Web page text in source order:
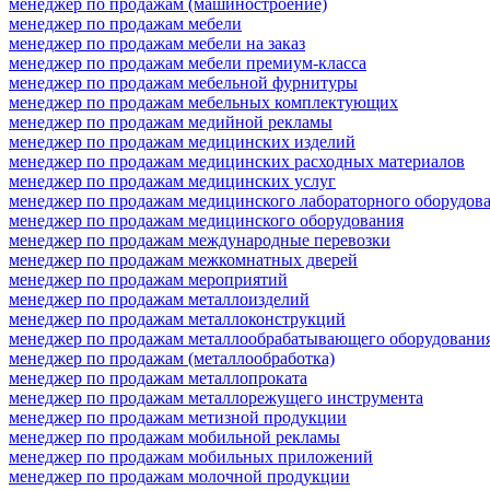
менеджер по продажам мебели
менеджер по продажам мебели на заказ
менеджер по продажам мебели премиум-класса
менеджер по продажам мебельной фурнитуры
менеджер по продажам мебельных комплектующих
менеджер по продажам медийной рекламы
менеджер по продажам медицинских изделий
менеджер по продажам медицинских расходных материалов
менеджер по продажам медицинских услуг
менеджер по продажам медицинского лабораторного
менеджер по продажам медицинского оборудования
менеджер по продажам международные перевозки
менеджер по продажам межкомнатных дверей
менеджер по продажам мероприятий
менеджер по продажам металлоизделий
менеджер по продажам металлоконструкций
менеджер по продажам металлообрабатывающего
менеджер по продажам (металлообработка)
менеджер по продажам металлопроката
менеджер по продажам металлорежущего инструмента
менеджер по продажам метизной продукции
менеджер по продажам мобильной рекламы
менеджер по продажам мобильных приложений
менеджер по продажам молочной продукции